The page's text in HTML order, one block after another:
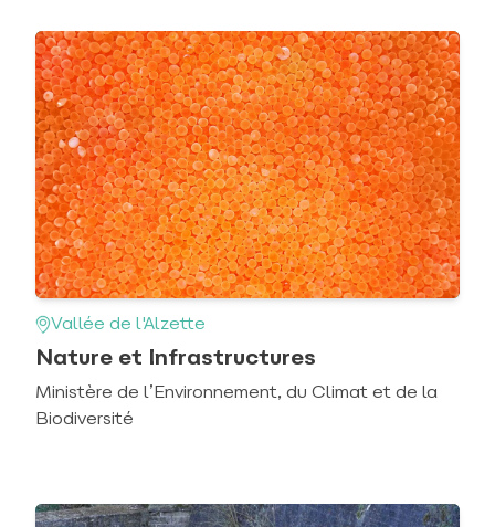
Vallée de l'Alzette
Nature et Infrastructures
Ministère de l’Environnement, du Climat et de la
Biodiversité